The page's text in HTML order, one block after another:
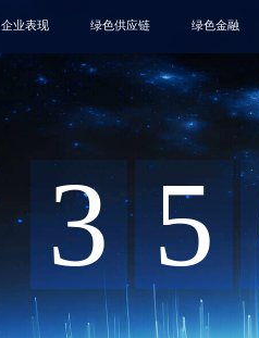
企业表现 绿色供应链 绿色金融
3 5